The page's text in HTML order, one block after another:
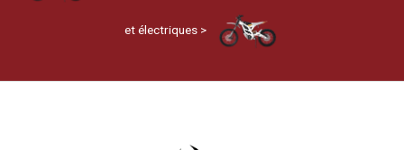
et électriques >